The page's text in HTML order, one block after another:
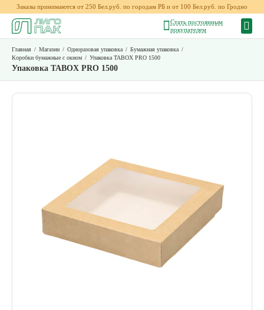
Заказы принимаются от 250 Бел.руб. по городам РБ и от 100 Бел.руб. по Гродно
Стать постоянным
покупателем
Главная / Магазин / Одноразовая упаковка / Бумажная упаковка /
Коробки бумажные с окном / Упаковка TABOX PRO 1500
Упаковка TABOX PRO 1500